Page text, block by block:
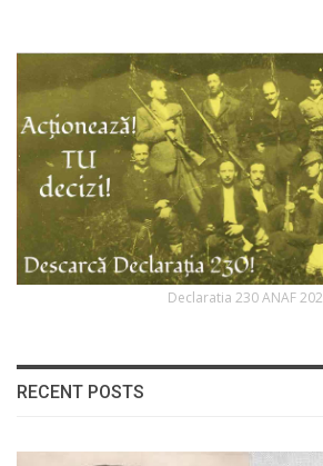
Declaratia 230 ANAF
RECENT POSTS